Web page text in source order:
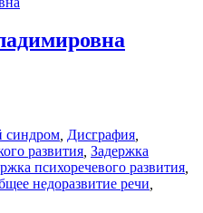
синдром Дисграфия
развития Задержка
психоречевого развития
недоразвитие речи